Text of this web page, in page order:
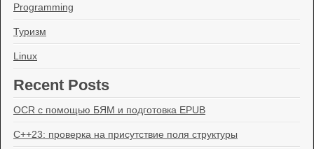
Programming
Туризм
Linux
Recent Posts
OCR с помощью БЯМ и подготовка EPUB
C++23: проверка на присутствие поля структуры